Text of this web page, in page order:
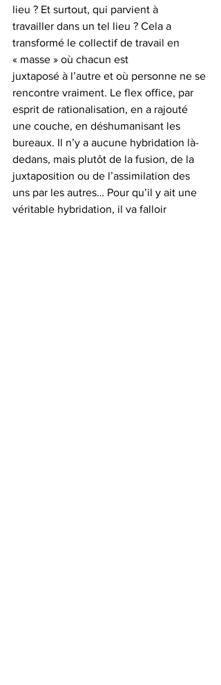
lieu ? Et surtout, qui parvient à
travailler dans un tel lieu ? Cela a
transformé le collectif de travail en
« masse » où chacun est
juxtaposé à l’autre et où personne ne se
rencontre vraiment. Le flex office, par
esprit de rationalisation, en a rajouté
une couche, en déshumanisant les
bureaux. Il n’y a aucune hybridation là-
dedans, mais plutôt de la fusion, de la
juxtaposition ou de l’assimilation des
uns par les autres… Pour qu’il y ait une
véritable hybridation, il va falloir